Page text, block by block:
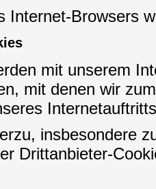
Internet-Browsers
mit unserem
mit denen wir
insbesondere
Drittanbieter-